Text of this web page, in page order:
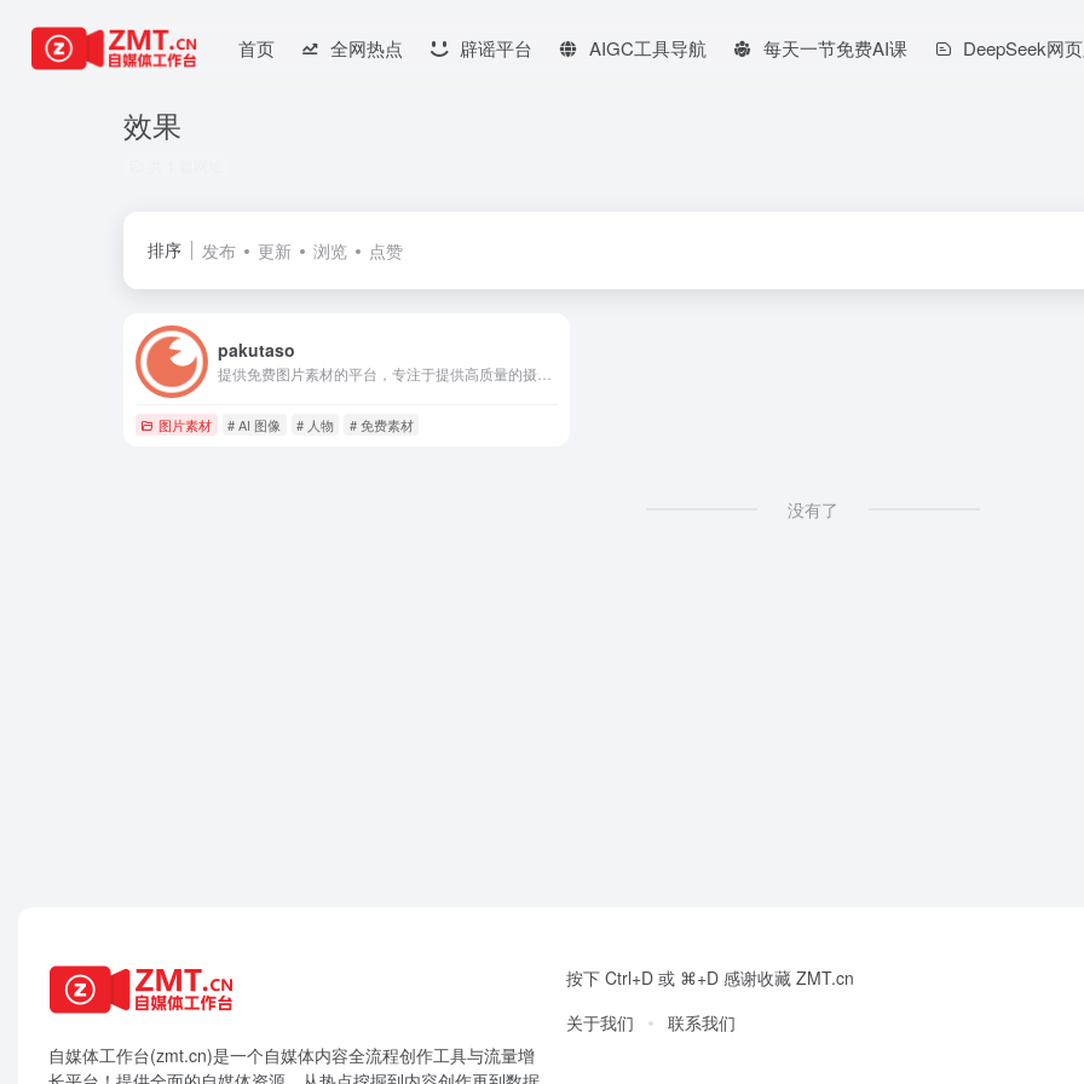
首页 全网热点 辟谣平台 AIGC工具导航 每天一节免费AI课 DeepSeek网
效果
排序 发布 更新 浏览 点赞
pakutaso
图片素材 # AI 图像 # 人物 # 免费素材
没有了
自媒体工作台(zmt.cn)是一个自媒体内容全流程创作工具与流量增
按下 Ctrl+D 或 ⌘+D 感谢收藏 ZMT.cn
关于我们
联系我们